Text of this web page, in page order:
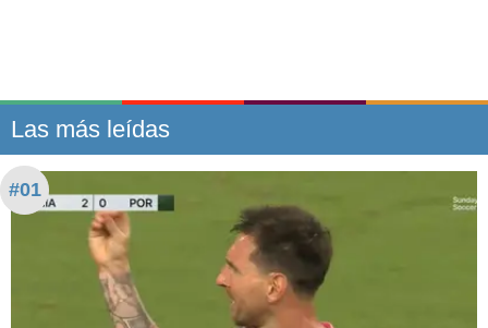
Las más leídas
#01